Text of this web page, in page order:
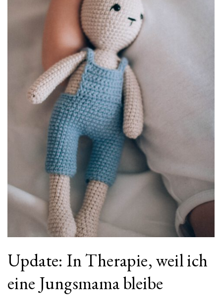
Update: In Therapie, weil ich
eine Jungsmama bleibe